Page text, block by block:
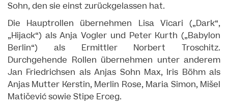
Sohn, den sie einst zurückgelassen hat.
Die Hauptrollen übernehmen Lisa Vicari („Dark“,
„Hijack“) als Anja Vogler und Peter Kurth („Babylon
Berlin“) als Ermittler Norbert Troschitz.
Durchgehende Rollen übernehmen unter anderem
Jan Friedrichsen als Anjas Sohn Max, Iris Böhm als
Anjas Mutter Kerstin, Merlin Rose, Maria Simon, Mišel
Matičević sowie Stipe Erceg.